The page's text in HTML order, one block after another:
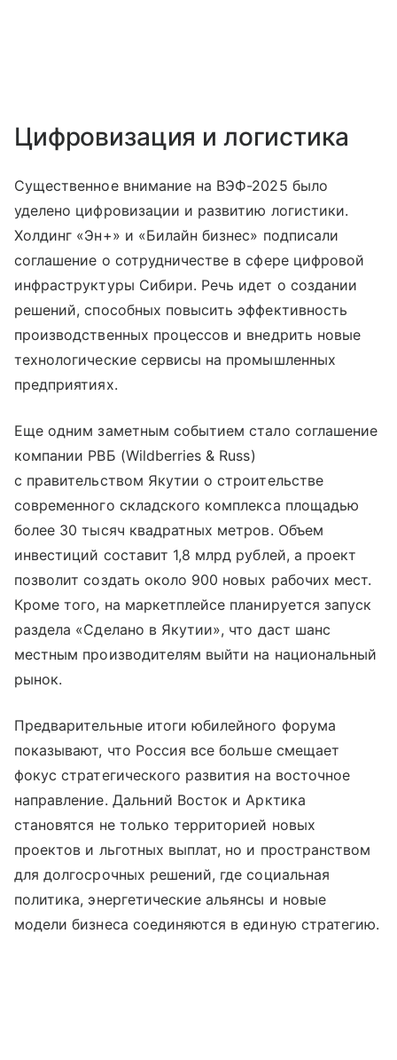
Цифровизация и логистика
Существенное внимание на ВЭФ-2025 было
уделено цифровизации и развитию логистики.
Холдинг «Эн+» и «Билайн бизнес» подписали
соглашение о сотрудничестве в сфере цифровой
инфраструктуры Сибири. Речь идет о создании
решений, способных повысить эффективность
производственных процессов и внедрить новые
технологические сервисы на промышленных
предприятиях.
Еще одним заметным событием стало соглашение
компании РВБ (Wildberries & Russ)
с правительством Якутии о строительстве
современного складского комплекса площадью
более 30 тысяч квадратных метров. Объем
инвестиций составит 1,8 млрд рублей, а проект
позволит создать около 900 новых рабочих мест.
Кроме того, на маркетплейсе планируется запуск
раздела «Сделано в Якутии», что даст шанс
местным производителям выйти на национальный
рынок.
Предварительные итоги юбилейного форума
показывают, что Россия все больше смещает
фокус стратегического развития на восточное
направление. Дальний Восток и Арктика
становятся не только территорией новых
проектов и льготных выплат, но и пространством
для долгосрочных решений, где социальная
политика, энергетические альянсы и новые
модели бизнеса соединяются в единую стратегию.